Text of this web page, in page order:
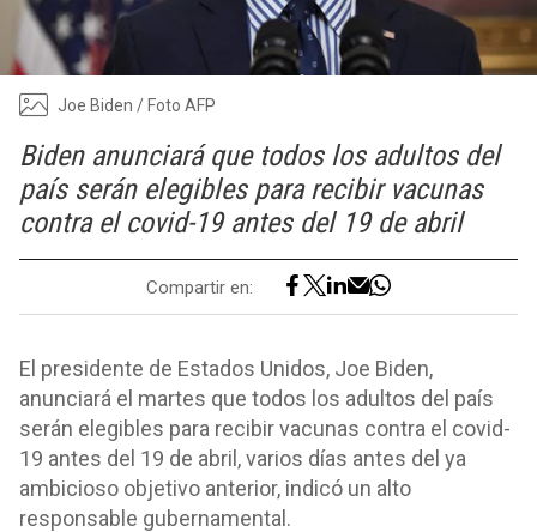
Joe Biden / Foto AFP
Biden anunciará que todos los adultos del
país serán elegibles para recibir vacunas
contra el covid-19 antes del 19 de abril
Compartir en:
El presidente de Estados Unidos, Joe Biden,
anunciará el martes que todos los adultos del país
serán elegibles para recibir vacunas contra el covid-
19 antes del 19 de abril, varios días antes del ya
ambicioso objetivo anterior, indicó un alto
responsable gubernamental.